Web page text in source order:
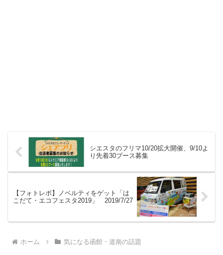
シエスタのフリマ10/20拡大開催、9/10よ
り先着30ブース募集
【フォトレポ】ノベルティをゲット「は
こだて・エコフェスタ2019」 2019/7/27
ホーム 気になる函館・道南の話題